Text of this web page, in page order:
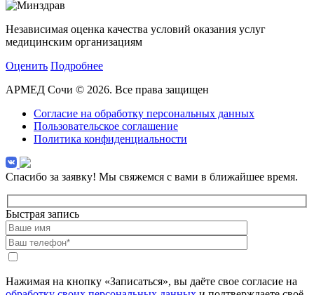
Независимая оценка качества условий оказания услуг
медицинским организациям
Оценить Подробнее
АРМЕД Сочи © 2026. Все права защищен
Согласие на обработку персональных данных
Пользовательское соглашение
Политика конфиденциальности
Спасибо за заявку! Мы свяжемся с вами в ближайшее время.
Быстрая запись
Нажимая на кнопку «Записаться», вы даёте свое согласие на